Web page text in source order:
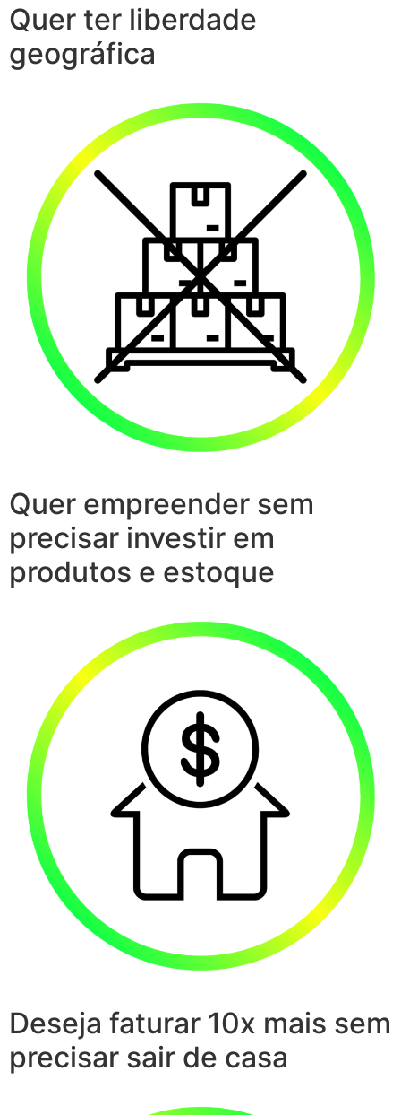
Quer ter liberdade
geográfica
Quer empreender sem
precisar investir em
produtos e estoque
Deseja faturar 10x mais sem
precisar sair de casa